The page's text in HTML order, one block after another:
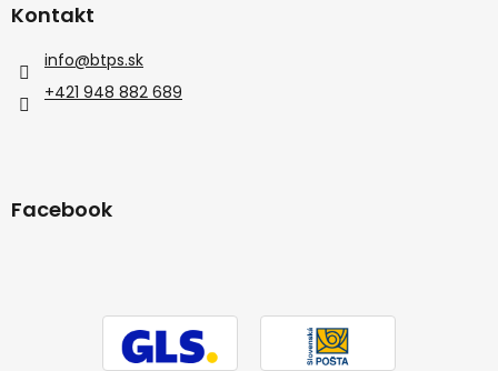
Kontakt
info@btps.sk
+421 948 882 689
Facebook